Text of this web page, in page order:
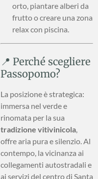
orto, piantare alberi da
frutto o creare una zona
relax con piscina.
📍 Perché scegliere
Passopomo?
La posizione è strategica:
immersa nel verde e
rinomata per la sua
tradizione vitivinicola,
offre aria pura e silenzio. Al
contempo, la vicinanza ai
collegamenti autostradali e
ai servizi del centro di Santa